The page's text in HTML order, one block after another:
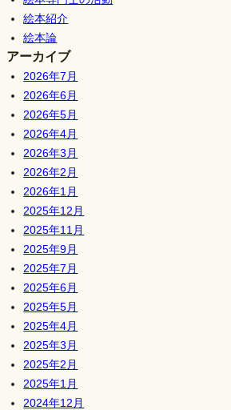
絵本紹介
絵本論
アーカイブ
2026年7月
2026年6月
2026年5月
2026年4月
2026年3月
2026年2月
2026年1月
2025年12月
2025年11月
2025年9月
2025年7月
2025年6月
2025年5月
2025年4月
2025年3月
2025年2月
2025年1月
2024年12月